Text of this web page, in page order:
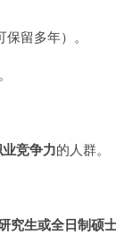
留多年）。
竞争力的人群。
究生或全日制硕